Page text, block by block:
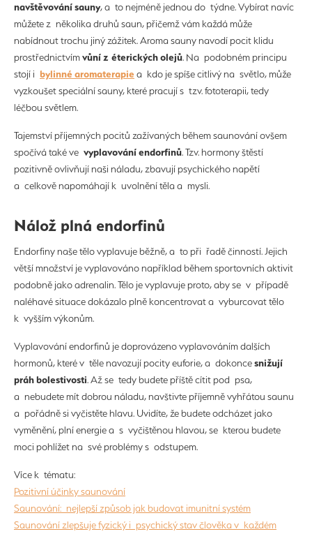
navštěvování sauny, a to nejméně jednou do týdne. Vybírat navíc
můžete z několika druhů saun, přičemž vám každá může
nabídnout trochu jiný zážitek. Aroma sauny navodí pocit klidu
prostřednictvímvůní z éterických olejů. Na podobném principu
stojí i bylinné aromaterapie a kdo je spíše citlivý na světlo, může
vyzkoušet speciální sauny, které pracují s tzv. fototerapii, tedy
léčbou světlem.
Tajemství příjemných pocitů zažívaných během saunování ovšem
spočívá také ve vyplavování endorfinů. Tzv. hormony štěstí
pozitivně ovlivňují naši náladu, zbavují psychického napětí
a celkově napomáhají k uvolnění těla a mysli.
Nálož plná endorfinů
Endorfiny naše tělo vyplavuje běžně, a to při řadě činností. Jejich
větší množství je vyplavováno například během sportovních aktivit
podobně jako adrenalin. Tělo je vyplavuje proto, aby se v případě
naléhavé situace dokázalo plně koncentrovat a vyburcovat tělo
k vyšším výkonům.
Vyplavování endorfinů je doprovázeno vyplavováním dalších
hormonů, které v těle navozují pocity euforie, a dokoncesnižují
práh bolestivosti. Až se tedy budete příště cítit pod psa,
a nebudete mít dobrou náladu, navštivte příjemně vyhřátou saunu
a pořádně si vyčistěte hlavu. Uvidíte, že budete odcházet jako
vyměnění, plní energie a s vyčištěnou hlavou, se kterou budete
moci pohlížet na své problémy s odstupem.
Více k tématu:
Pozitivní účinky saunování
Saunování: nejlepší způsob jak budovat imunitní systém
Saunování zlepšuje fyzický i psychický stav člověka v každém